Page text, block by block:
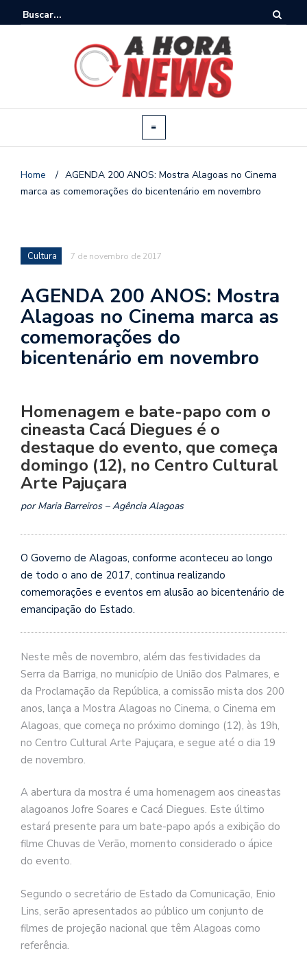
Home / AGENDA 200 ANOS: Mostra Alagoas no Cinema
marca as comemorações do bicentenário em novembro
Cultura 7 de novembro de 2017
AGENDA 200 ANOS: Mostra
Alagoas no Cinema marca as
comemorações do
bicentenário em novembro
Homenagem e bate-papo com o
cineasta Cacá Diegues é o
destaque do evento, que começa
domingo (12), no Centro Cultural
Arte Pajuçara
por Maria Barreiros – Agência Alagoas
O Governo de Alagoas, conforme aconteceu ao longo
de todo o ano de 2017, continua realizando
comemorações e eventos em alusão ao bicentenário de
emancipação do Estado.
Neste mês de novembro, além das festividades da
Serra da Barriga, no município de União dos Palmares, e
da Proclamação da República, a comissão mista dos 200
anos, lança a Mostra Alagoas no Cinema, o Cinema em
Alagoas, que começa no próximo domingo (12), às 19h,
no Centro Cultural Arte Pajuçara, e segue até o dia 19
de novembro.
A abertura da mostra é uma homenagem aos cineastas
alagoanos Jofre Soares e Cacá Diegues. Este último
estará presente para um bate-papo após a exibição do
filme Chuvas de Verão, momento considerado o ápice
do evento.
Segundo o secretário de Estado da Comunicação, Enio
Lins, serão apresentados ao público um conjunto de
filmes de projeção nacional que têm Alagoas como
referência.